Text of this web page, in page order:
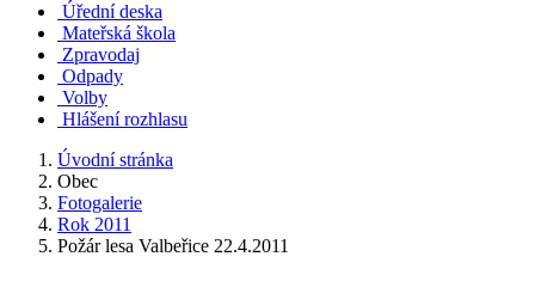
Úřední deska
Mateřská škola
Zpravodaj
Odpady
Volby
Hlášení rozhlasu
Úvodní stránka
Obec
Fotogalerie
Rok 2011
Požár lesa Valbeřice 22.4.2011